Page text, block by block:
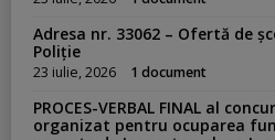
Adresa nr. 33062 – Ofertă de
Poliție
23 iulie, 2026 1 document
PROCES-VERBAL FINAL al
organizat pentru ocuparea